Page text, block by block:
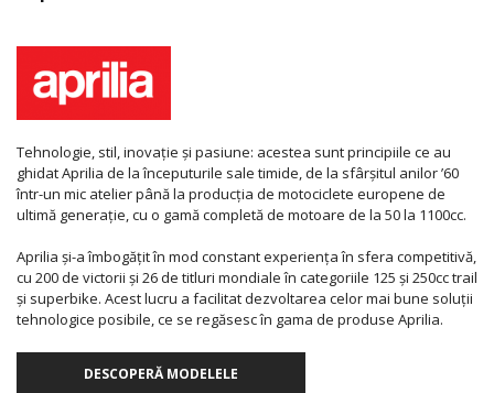
Tehnologie, stil, inovație și pasiune: acestea sunt principiile ce au
ghidat Aprilia de la începuturile sale timide, de la sfârșitul anilor ’60
într-un mic atelier până la producția de motociclete europene de
ultimă generație, cu o gamă completă de motoare de la 50 la 1100cc.
Aprilia și-a îmbogățit în mod constant experiența în sfera competitivă,
cu 200 de victorii și 26 de titluri mondiale în categoriile 125 și 250cc trail
și superbike. Acest lucru a facilitat dezvoltarea celor mai bune soluții
tehnologice posibile, ce se regăsesc în gama de produse Aprilia.
DESCOPERĂ MODELELE